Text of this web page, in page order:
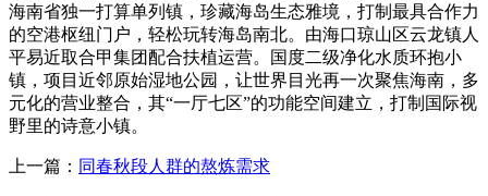
海南省独一打算单列镇，珍藏海岛生态雅境，打制最具合作力
的空港枢纽门户，轻松玩转海岛南北。由海口琼山区云龙镇人
平易近取合甲集团配合扶植运营。国度二级净化水质环抱小
镇，项目近邻原始湿地公园，让世界目光再一次聚焦海南，多
元化的营业整合，其“一厅七区”的功能空间建立，打制国际视
野里的诗意小镇。
上一篇： 同春秋段人群的熬炼需求